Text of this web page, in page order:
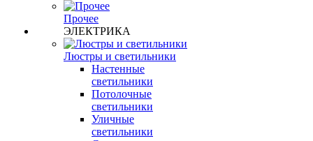
Прочее
ЭЛЕКТРИКА
Люстры и светильники
Настенные
светильники
Потолочные
светильники
Уличные
светильники